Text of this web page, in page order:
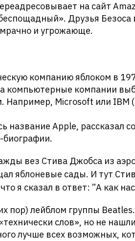
на сайт
Друзья Безоса
и угрожающе.
компанию яблоком в
компьютерные компании
Например, Microsoft или IBM
название Apple, рассказал
биографии.
вез Стива Джобса из
яблоневые сады. И тут
я сказал в ответ: ”А как
пор) лейблом группы
слов», но не
лучше всех возможных,